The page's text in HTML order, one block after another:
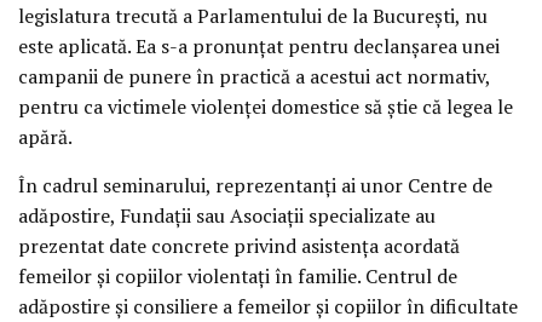
legislatura trecută a Parlamentului de la Bucureşti, nu
este aplicată. Ea s-a pronunţat pentru declanşarea unei
campanii de punere în practică a acestui act normativ,
pentru ca victimele violenţei domestice să ştie că legea le
apără.
În cadrul seminarului, reprezentanţi ai unor Centre de
adăpostire, Fundaţii sau Asociaţii specializate au
prezentat date concrete privind asistenţa acordată
femeilor şi copiilor violentaţi în familie. Centrul de
adăpostire şi consiliere a femeilor şi copiilor în dificultate